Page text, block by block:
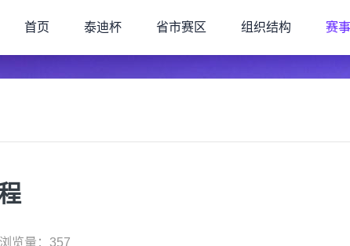
首页 泰迪杯 省市赛区 组织结构 赛
浏览量：357